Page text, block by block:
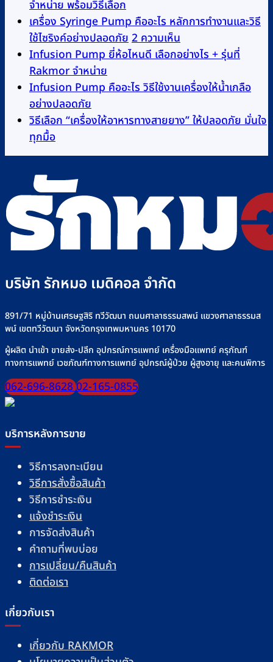
จำหน่าย พร้อมวิธีเลือก
ความ
เห็น
บน
Pump
ไหน
เทียบ
Rakmor
จำหน่าย
พร้อม
วิธี
เครื่อง Syringe Pump คืออะไร หลักการทำงานและวิธี
ใช้ไซริงค์อย่างปลอดภัย2 ความเห็น
เครื่อง
Pump
อะไร
การ
วิธี
ไซ
ริงค์
Infusion Pump ยี่ห้อไหนดี เลือกอย่างไร + รุ่นที่
Rakmor จำหน่าย
ความ
บน
Pump
ดี
เลือก
อย่างไร
+
ที่
จำหน่าย
Infusion Pump คืออะไร วิธีใช้งานเครื่องให้น้ำเกลือ
อย่างปลอดภัย
ความ
บน
คือ
อะไร
วิธี
ใช้
เครื่อง
น้ำ
เกลือ
อย่าง
ปลอดภัย
วิธีเลือก “เครื่องให้อาหารทางสายยาง” ให้ปลอดภัย มั่นใจ
ทุกมื้อไม่มี
ความ
บน
วิธี
เลือก
“เครื่อง
ให้
ทาง
ยาง”
ให้
ปลอดภัย
มั่นใจ
ทุก
มื้อ
บริษัท รักหมอ เมดิคอล จำกัด
891/71 หมู่บ้านเศรษฐสิริ ทวีวัฒนา ถนนศาลาธรรมสพน์ แขวงศาลาธรรมส
พน์ เขตทวีวัฒนา จังหวัดกรุงเทพมหานคร 10170
ผู้ผลิต นำเข้า ขายส่ง-ปลีก อุปกรณ์การแพทย์ เครื่องมือแพทย์ ครุภัณฑ์
ทางการแพทย์ เวชภัณฑ์ทางการแพทย์ อุปกรณ์ผู้ป่วย ผู้สูงอายุ และคนพิการ
062-696-862802-165-0855
บริการหลังการขาย
วิธีการลงทะเบียน
วิธีการสั่งซื้อสินค้า
วิธีการชำระเงิน
แจ้งชำระเงิน
การจัดส่งสินค้า
คำถามที่พบบ่อย
การเปลี่ยน/คืนสินค้า
ติดต่อเรา
เกี่ยวกับเรา
เกี่ยวกับ RAKMOR